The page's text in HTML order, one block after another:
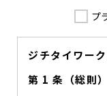
図ることが、重要
を定め、役員及び
組みを徹底させる
に努めてまいりま
プ
ジチタイワー
第 1 条（総則）